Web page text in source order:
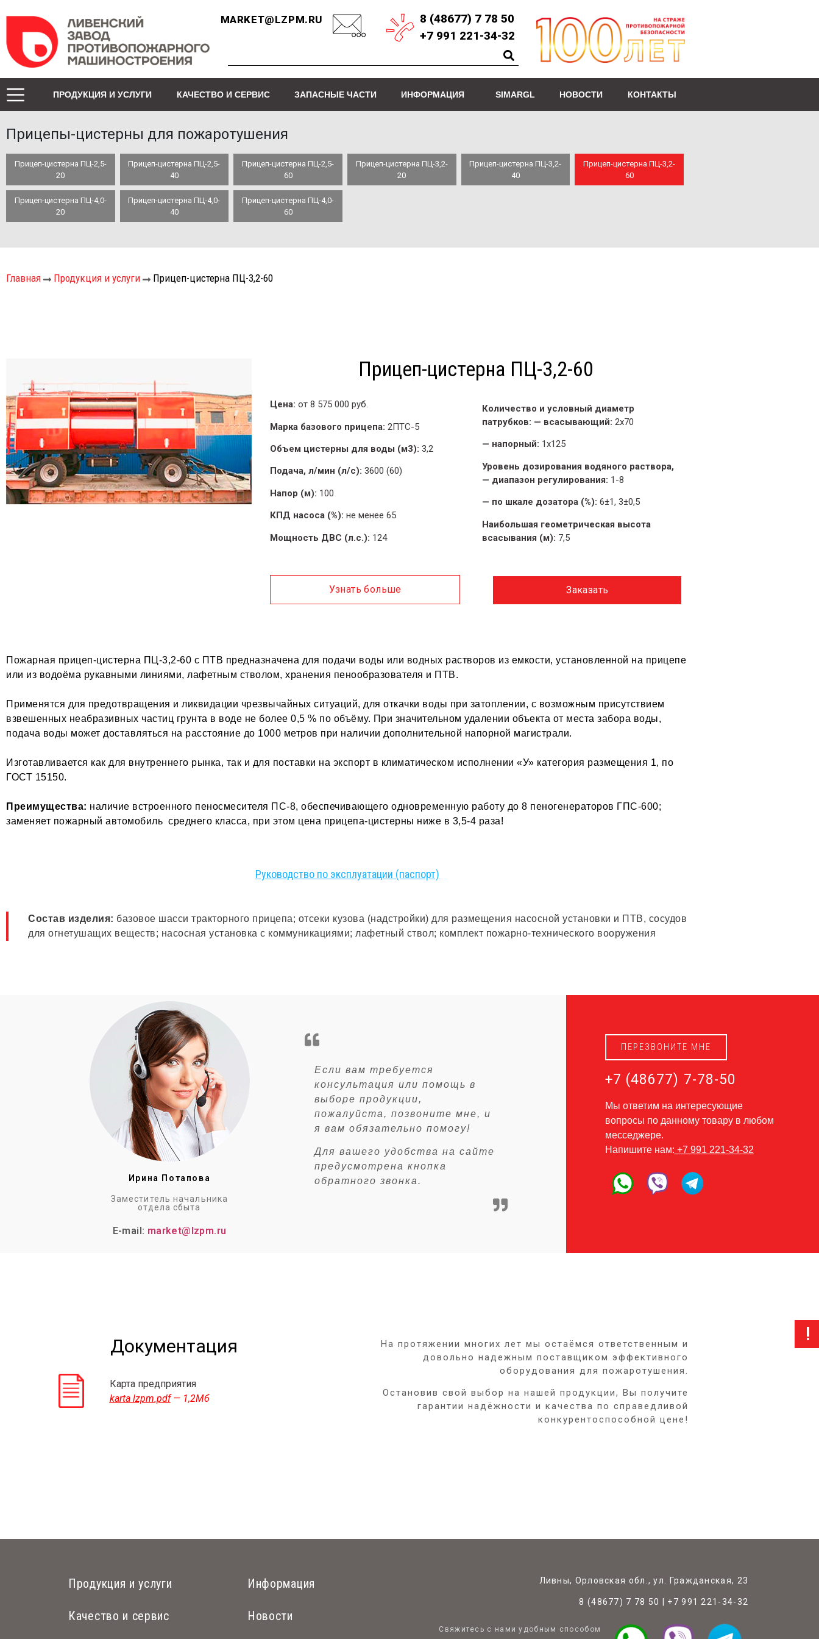
MARKET@LZPM.RU
8 (48677) 7 78 50
+7 991 221-34-32
ПРОДУКЦИЯ И УСЛУГИ КАЧЕСТВО И СЕРВИС ЗАПАСНЫЕ ЧАСТИ ИНФОРМАЦИЯ SIMARGL НОВОСТИ КОНТАКТЫ
Прицепы-цистерны для пожаротушения
Прицеп-цистерна ПЦ-2,5-
20
Прицеп-цистерна ПЦ-2,5-
40
Прицеп-цистерна ПЦ-2,5-
60
Прицеп-цистерна ПЦ-3,2-
20
Прицеп-цистерна ПЦ-3,2-
40
Прицеп-цистерна ПЦ-3,2-
60
Прицеп-цистерна ПЦ-4,0-
20
Прицеп-цистерна ПЦ-4,0-
40
Прицеп-цистерна ПЦ-4,0-
60
Главная Продукция и услуги Прицеп-цистерна ПЦ-3,2-60
Прицеп-цистерна ПЦ-3,2-60
Цена: от 8 575 000 руб.
Марка базового прицепа: 2ПТС-5
Объем цистерны для воды (м3): 3,2
Подача, л/мин (л/с): 3600 (60)
Напор (м): 100
КПД насоса (%): не менее 65
Мощность ДВС (л.с.): 124
Количество и условный диаметр
патрубков: — всасывающий: 2х70
— напорный: 1х125
Уровень дозирования водяного раствора,
— диапазон регулирования: 1-8
— по шкале дозатора (%): 6±1, 3±0,5
Наибольшая геометрическая высота
всасывания (м): 7,5
Узнать больше Заказать
Пожарная прицеп-цистерна ПЦ-3,2-60 с ПТВ предназначена для подачи воды или водных растворов из емкости, установленной на прицепе
или из водоёма рукавными линиями, лафетным стволом, хранения пенообразователя и ПТВ.
Применятся для предотвращения и ликвидации чрезвычайных ситуаций, для откачки воды при затоплении, с возможным присутствием
взвешенных неабразивных частиц грунта в воде не более 0,5 % по объёму. При значительном удалении объекта от места забора воды,
подача воды может доставляться на расстояние до 1000 метров при наличии дополнительной напорной магистрали.
Изготавливается как для внутреннего рынка, так и для поставки на экспорт в климатическом исполнении «У» категория размещения 1, по
ГОСТ 15150.
Преимущества: наличие встроенного пеносмесителя ПС-8, обеспечивающего одновременную работу до 8 пеногенераторов ГПС-600;
заменяет пожарный автомобиль среднего класса, при этом цена прицепа-цистерны ниже в 3,5-4 раза!
Руководство по эксплуатации (паспорт)
Состав изделия: базовое шасси тракторного прицепа; отсеки кузова (надстройки) для размещения насосной установки и ПТВ, сосудов
для огнетушащих веществ; насосная установка с коммуникациями; лафетный ствол; комплект пожарно-технического вооружения
Ирина Потапова
Заместитель начальника
отдела сбыта
E-mail: market@lzpm.ru
Если вам требуется
консультация или помощь в
выборе продукции,
пожалуйста, позвоните мне, и
я вам обязательно помогу!
Для вашего удобства на сайте
предусмотрена кнопка
обратного звонка.
ПЕРЕЗВОНИТЕ МНЕ
+7 (48677) 7-78-50
Мы ответим на интересующие
вопросы по данному товару в любом
месседжере.
Напишите нам: +7 991 221-34-32
Документация
Карта предприятия
karta lzpm.pdf— 1,2Мб
На протяжении многих лет мы остаёмся ответственным и
довольно надежным поставщиком эффективного
оборудования для пожаротушения.
Остановив свой выбор на нашей продукции, Вы получите
гарантии надёжности и качества по справедливой
конкурентоспособной цене!
!
Продукция и услуги
Качество и сервис
Информация
Новости
Ливны, Орловская обл., ул. Гражданская, 23
8 (48677) 7 78 50 +7 991 221-34-32
Свяжитесь с нами удобным способом